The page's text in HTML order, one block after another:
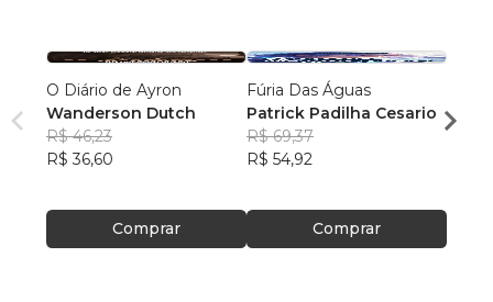
O Diário de Ayron
Wanderson Dutch
R$ 46,23
R$ 36,60
Comprar
Fúria Das Águas
Patrick Padilha Cesario
R$ 69,37
R$ 54,92
Comprar
R$